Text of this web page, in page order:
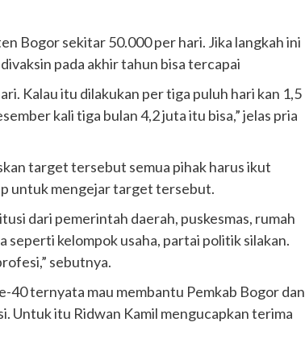
Bogor sekitar 50.000 per hari. Jika langkah ini
pada akhir tahun bisa tercapai
Kalau itu dilakukan per tiga puluh hari kan 1,5
kali tiga bulan 4,2 juta itu bisa,” jelas pria
target tersebut semua pihak harus ikut
untuk mengejar target tersebut.
dari pemerintah daerah, puskesmas, rumah
seperti kelompok usaha, partai politik silakan.
sebutnya.
40 ternyata mau membantu Pemkab Bogor dan
Untuk itu Ridwan Kamil mengucapkan terima